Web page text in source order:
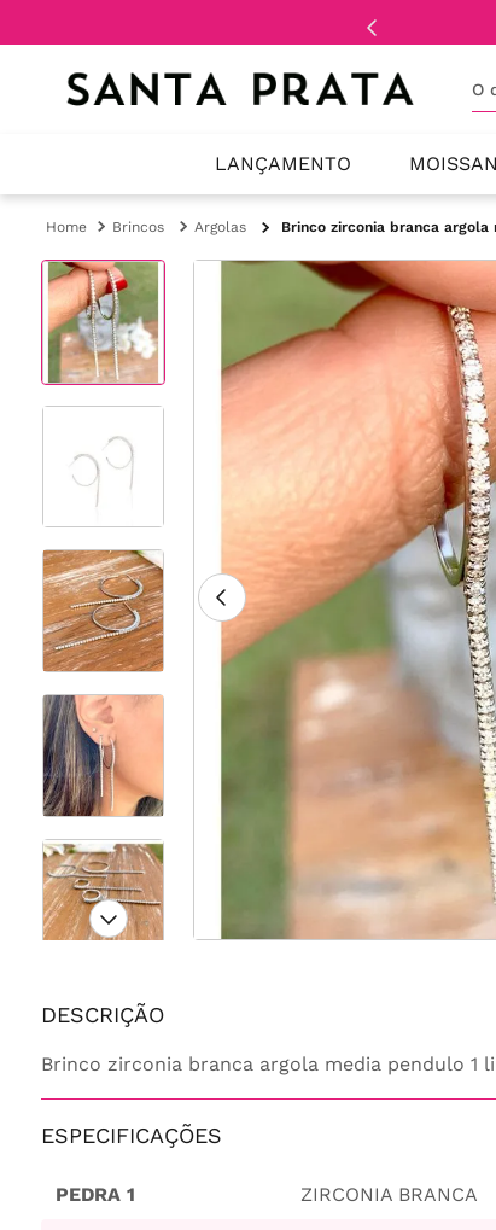
LANÇAMENTO
Brincos Argolas Brinco zirconia branca argola
DESCRIÇÃO
Brinco zirconia branca argola media pendulo 1
ESPECIFICAÇÕES
PEDRA 1 ZIRCONIA BRANCA